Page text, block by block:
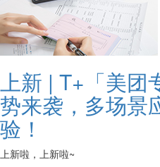
上新 | T+「美团
势来袭，多场景
验！
上新啦，上新啦~